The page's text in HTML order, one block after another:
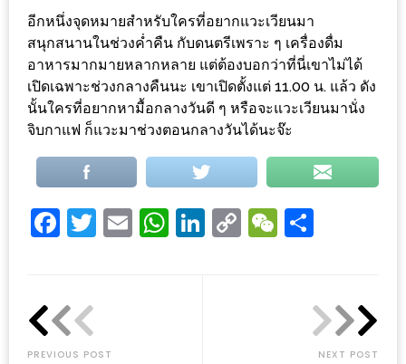
G7
PLUS
สมา
ร์ท
โฟน
เอาใจ
ขา
กิน
ไม่
อีกหนึ่งจุดหมายสำหรับใครที่อยากแวะเวียนมา
สนุกสนานในช่วงค่ำคืน กับดนตรีเพราะ ๆ เครื่องดื่ม
อาหารมากมายหลากหลาย แต่ต้องบอกว่าที่นี่เขาไม่ได้
เปิดเฉพาะช่วงกลางคืนนะ เขาเปิดตั้งแต่ 11.00 น. แล้ว ดัง
นั้นใครที่อยากหามื้อกลางวันดี ๆ หรือจะแวะเวียนมานั่ง
จิบกาแฟ ก็แวะมาช่วงตอนกลางวันได้นะจ๊ะ
Facebook
Twitter
EmailWhatsApp
LinkedIn
CopyWeChat
PREVIOUS POST NEXT POST